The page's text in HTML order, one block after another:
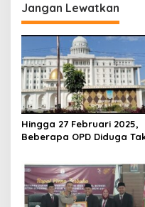
a
s
i
p
o
s
Jangan Lewatkan
Hingga 27 Februari 2025,
Beberapa OPD Diduga
Sehingga Menimbulkan
Dampak Negatif
Kemajuan Daerah
Rokan Hilir).